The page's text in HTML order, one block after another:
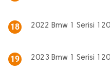
18 2022 Bmw 1 Serisi
19 2023 Bmw 1 Serisi